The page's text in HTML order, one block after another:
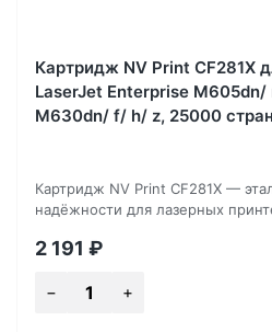
Картридж NV Print CF281X
LaserJet Enterprise
M630dn/ f/ h/ z, 25000
Картридж NV Print CF281X —
надёжности для лазерных
2 191 ₽